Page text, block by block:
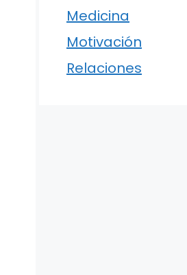
Medicina
Motivación
Relaciones